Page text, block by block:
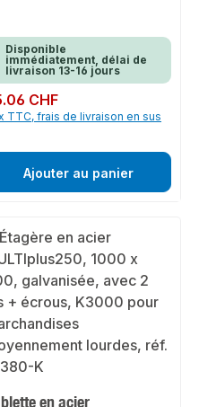
Disponible
immédiatement, délai de
livraison 13-16 jours
régulier :CHF
TTC, frais de livraison en sus
Ajouter au panier
en acier